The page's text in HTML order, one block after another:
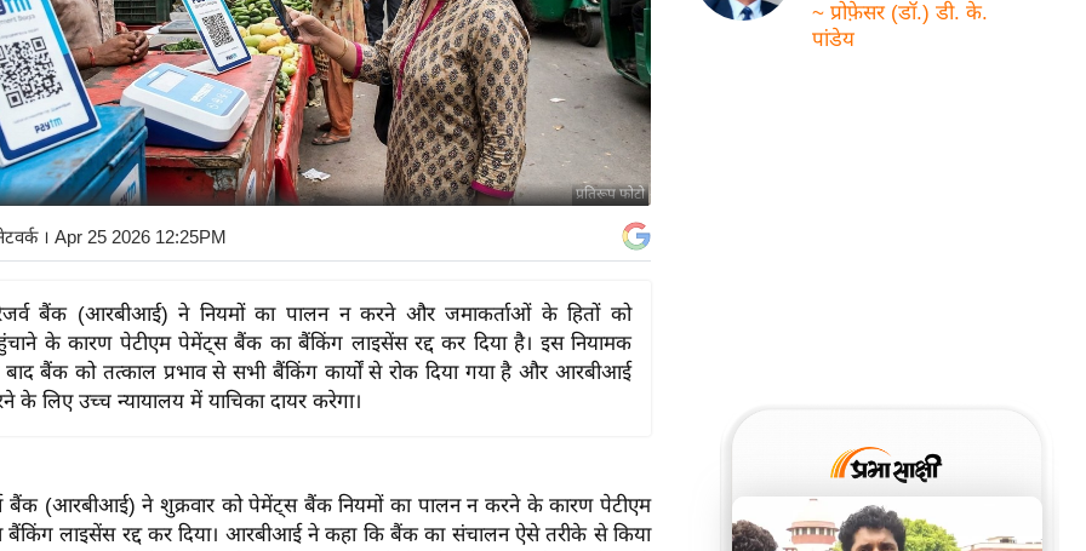
प्रतिरूप फोटो
। Apr 25 2026 12:25PM
बैंक (आरबीआई) ने नियमों का पालन न करने और जमाकर्ताओं के हितों को
के कारण पेटीएम पेमेंट्स बैंक का बैंकिंग लाइसेंस रद्द कर दिया है। इस नियामक
बाद बैंक को तत्काल प्रभाव से सभी बैंकिंग कार्यों से रोक दिया गया है और आरबीआई
के लिए उच्च न्यायालय में याचिका दायर करेगा।
बैंक (आरबीआई) ने शुक्रवार को पेमेंट्स बैंक नियमों का पालन न करने के कारण पेटीएम
लाइसेंस रद्द कर दिया। आरबीआई ने कहा कि बैंक का संचालन ऐसे तरीके से किया
~ प्रोफ़ेसर (डॉ.) डी. के.
पांडेय